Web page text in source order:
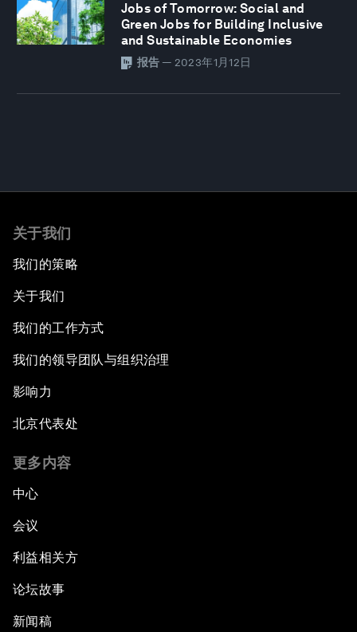
Jobs of Tomorrow: Social and
Green Jobs for Building Inclusive
and Sustainable Economies
报告 — 2023年1月12日
关于我们
我们的策略
关于我们
我们的工作方式
我们的领导团队与组织治理
影响力
北京代表处
更多内容
中心
会议
利益相关方
论坛故事
新闻稿